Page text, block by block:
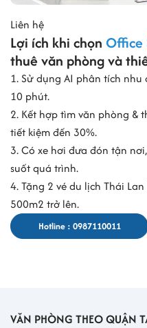
Liên hệ
Lợi ích khi chọn Office
thuê văn phòng và
1. Sử dụng AI phân tích
10 phút.
2. Kết hợp tìm văn phòng &
tiết kiệm đến 30%.
3. Có xe hơi đưa đón tận
suốt quá trình.
4. Tặng 2 vé du lịch Thái
500m2 trở lên.
Hotline : 0987110011
VĂN PHÒNG THEO QUẬN